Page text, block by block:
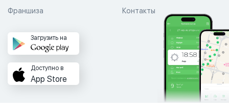
Контакты
Франшиза
Загрузить на
Доступно в
App Store